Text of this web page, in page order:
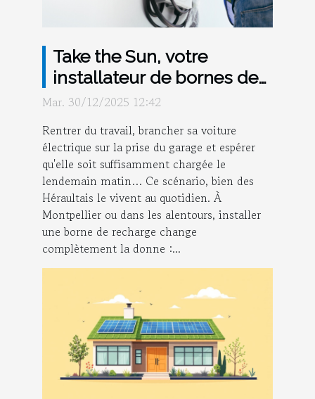
Take the Sun, votre
installateur de bornes de
recharge électriques à
Mar. 30/12/2025 12:42
Rentrer du travail, brancher sa voiture
électrique sur la prise du garage et espérer
qu'elle soit suffisamment chargée le
lendemain matin… Ce scénario, bien des
Héraultais le vivent au quotidien. À
Montpellier ou dans les alentours, installer
une borne de recharge change
complètement la donne :...